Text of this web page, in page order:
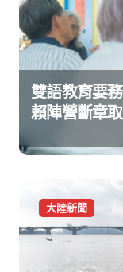
雙語教育要
賴陣營斷章
大陸新聞